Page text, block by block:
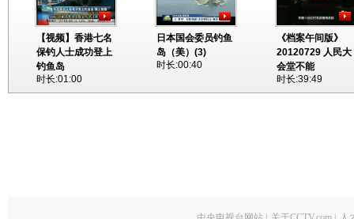
【视频】香港七名
保钓人士成功登上
钓鱼岛
时长:01:00
日本国会委员钓鱼
岛（美）(3)
时长:00:40
《档案午间版》
20120729 人民大
会堂不能
时长:39:49